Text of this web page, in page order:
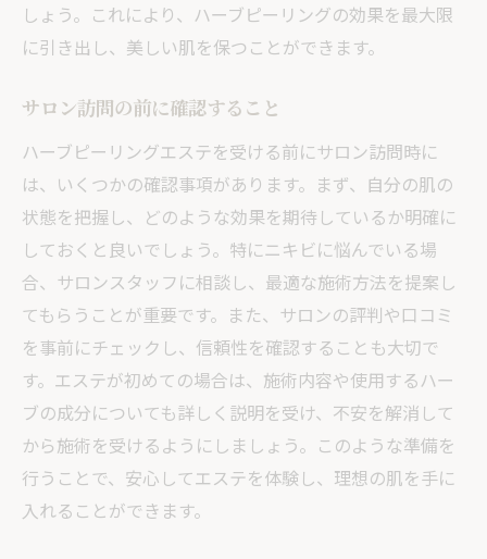
しょう。これにより、ハーブピーリングの効果を最大限
に引き出し、美しい肌を保つことができます。
サロン訪問の前に確認すること
ハーブピーリングエステを受ける前にサロン訪問時に
は、いくつかの確認事項があります。まず、自分の肌の
状態を把握し、どのような効果を期待しているか明確に
しておくと良いでしょう。特にニキビに悩んでいる場
合、サロンスタッフに相談し、最適な施術方法を提案し
てもらうことが重要です。また、サロンの評判や口コミ
を事前にチェックし、信頼性を確認することも大切で
す。エステが初めての場合は、施術内容や使用するハー
ブの成分についても詳しく説明を受け、不安を解消して
から施術を受けるようにしましょう。このような準備を
行うことで、安心してエステを体験し、理想の肌を手に
入れることができます。